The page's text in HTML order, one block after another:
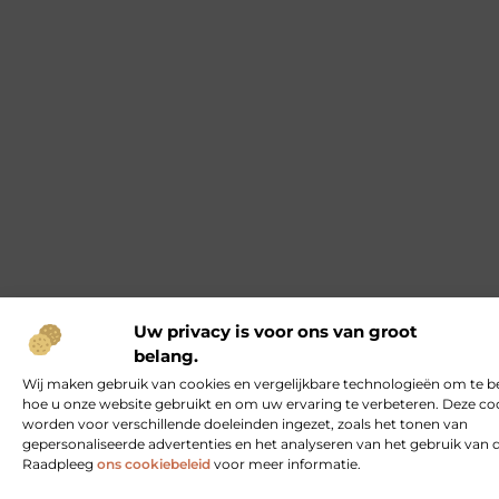
Uw privacy is voor ons van groot
belang.
Wij maken gebruik van cookies en vergelijkbare technologieën om te
hoe u onze website gebruikt en om uw ervaring te verbeteren. Deze
worden voor verschillende doeleinden ingezet, zoals het tonen van
gepersonaliseerde advertenties en het analyseren van het gebruik van
Raadpleeg ons cookiebeleid voor meer informatie.